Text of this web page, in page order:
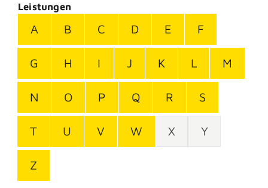
Leistungen
A B C D E F
G H I J K L M
N O P Q R S
T U V W X Y
Z